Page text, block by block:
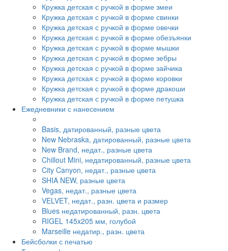
Кружка детская с ручкой в форме змеи
Кружка детская с ручкой в форме свинки
Кружка детская с ручкой в форме овечки
Кружка детская с ручкой в форме обезъянки
Кружка детская с ручкой в форме мышки
Кружка детская с ручкой в форме зебры
Кружка детская с ручкой в форме зайчика
Кружка детская с ручкой в форме коровки
Кружка детская с ручкой в форме дракоши
Кружка детская с ручкой в форме петушка
Ежедневники с нанесением
Basis, датированный, разные цвета
New Nebraska, датированный, разные цвета
New Brand, недат., разные цвета
Chillout Mini, недатированный, разные цвета
City Canyon, недат., разные цвета
SHIA NEW, разные цвета
Vegas, недат., разные цвета
VELVET, недат., разн. цвета и размер
Blues недатированный, разн. цвета
RIGEL 145x205 мм, голубой
Marseille недатир., разн. цвета
Бейсболки с печатью